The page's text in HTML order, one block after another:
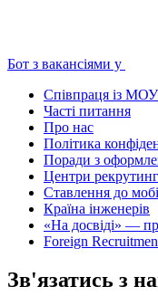
Бот з вакансіями у
Співпраця із МОУ
Часті питання
Про нас
Політика
Поради з
Центри
Ставлення до
Країна інженерів
«На досвіді» —
Foreign
Зв'язатись з